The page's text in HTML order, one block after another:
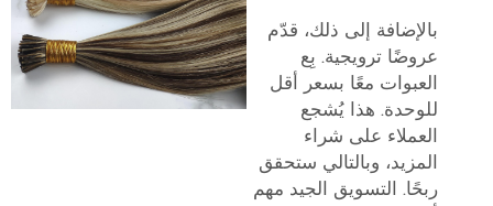
بالإضافة إلى ذلك، قدّم
عروضًا ترويجية. بِع
العبوات معًا بسعر أقل
للوحدة. هذا يُشجع
العملاء على شراء
المزيد، وبالتالي ستحقق
ربحًا. التسويق الجيد مهم